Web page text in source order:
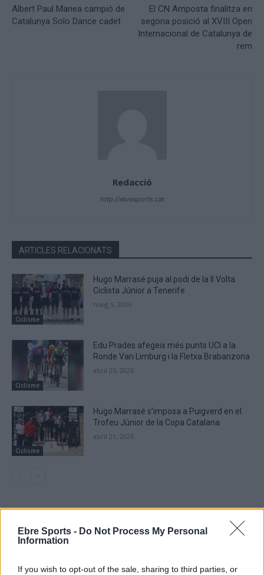
Ebre Sports - Do Not Process My Personal
Information
If you wish to opt-out of the sale, sharing to third parties, or
Albert Paul Manea campió de
Catalunya Solo Dance cadet
El CN Amposta finalitza en
segona posició al XVIII Open
Internacional de Catalunya de
rem
Redacció
http://ebresports.cat
ARTICLES RELACIONATS
Ciclisme
Hugo Marrasé puja al podi de la II Volta
Ciclista Júnior a Tenerife
maig 5, 2026
Ciclisme
Edu Prades afegeix més punts UCI a la
Ronde Van Limburg i la Fletxa Brabanzona
abril 25, 2026
Ciclisme
Hugo Marrasé s’imposa a Puigverd en el
Trofeu Júnior de la Copa Catalana
abril 21, 2026